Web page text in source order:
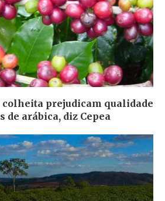
colheita prejudicam qualidade
de arábica, diz Cepea